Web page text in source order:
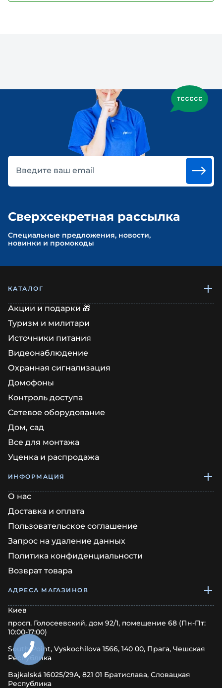
Введите ваш email
Сверхсекретная рассылка
Cпециальные предложения, новости,
новинки и промокоды
КАТАЛОГ
Акции и подарки 🎁
Туризм и милитари
Источники питания
Видеонаблюдение
Охранная сигнализация
Домофоны
Контроль доступа
Сетевое оборудование
Дом, сад
Все для монтажа
Уценка и распродажа
ИНФОРМАЦИЯ
О нас
Доставка и оплата
Пользовательское соглашение
Запрос на удаление данных
Политика конфиденциальности
Возврат товара
АДРЕСА МАГАЗИНОВ
Киев
просп. Голосеевский, дом 92/1, помещение 68 (Пн-Пт:
10:00-17:00)
South Point, Vyskochilova 1566, 140 00, Прага, Чешская
Республика
Bajkalská 16025/29A, 821 01 Братислава, Словацкая
Республика